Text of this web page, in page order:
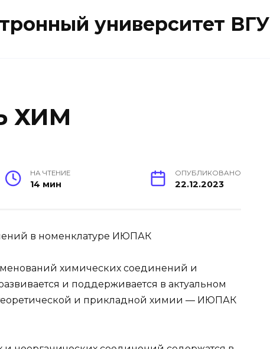
университет ВГУ
ХИМ
НА ЧТЕНИЕ
14 мин
ОПУБЛИКОВАНО
22.12.2023
в номенклатуре ИЮПАК
химических соединений и
и поддерживается в актуальном
и прикладной химии — ИЮПАК